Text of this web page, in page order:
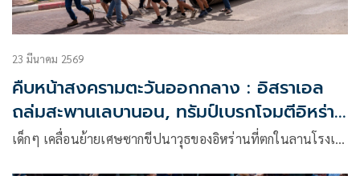
23 มีนาคม 2569
คืบหน้าสงครามตะวันออกกลาง : อิสราเอล
ถล่มสะพานเลบานอน, ทรัมป์เบรกโจมตีอิหร่าน
รอเจรจา
เด็กๆ เคลื่อนย้ายเศษซากขีปนาวุธของอิหร่านที่ตกในลานโรงเ…